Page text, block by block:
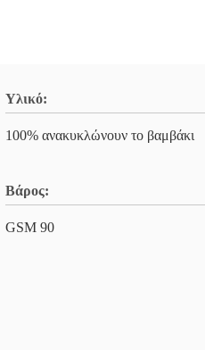
Υλικό:
100% ανακυκλώνουν το βαμβάκι
Βάρος:
GSM 90